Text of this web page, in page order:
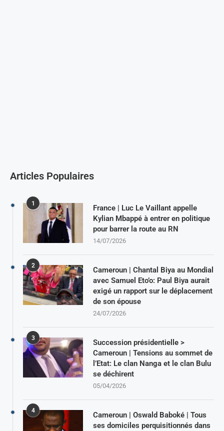
Articles Populaires
1
France | Luc Le Vaillant appelle
Kylian Mbappé à entrer en politique
pour barrer la route au RN
14/07/2026
2
Cameroun | Chantal Biya au Mondial
avec Samuel Eto’o: Paul Biya aurait
exigé un rapport sur le déplacement
de son épouse
24/07/2026
3
Succession présidentielle >
Cameroun | Tensions au sommet de
l’Etat: Le clan Nanga et le clan Bulu
se déchirent
05/04/2026
4
Cameroun | Oswald Baboké | Tous
ses domiciles perquisitionnés dans